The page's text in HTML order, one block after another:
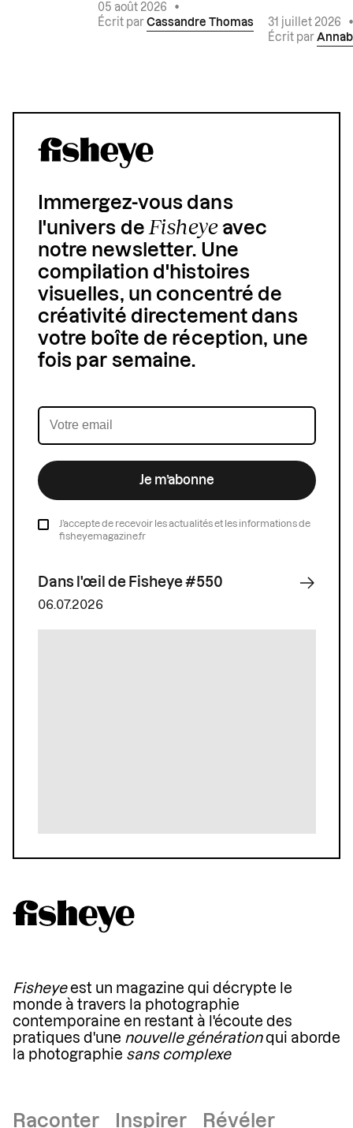
05 août 2026
•
Écrit par Cassandre Thomas 31 juillet 2026
Écrit par
Immergez-vous dans
l'univers de Fisheyeavec
notre newsletter. Une
compilation d'histoires
visuelles, un concentré de
créativité directement dans
votre boîte de réception, une
fois par semaine.
Je m’abonne
J’accepte de recevoir les actualités et les informations de
fisheyemagazine.fr
Dans l'œil de Fisheye #550
06.07.2026
Fisheyeest un magazine qui décrypte le
monde à travers la photographie
contemporaine en restant à l'écoute des
pratiques d'une nouvelle générationqui aborde
la photographie sans complexe
Raconter Inspirer Révéler